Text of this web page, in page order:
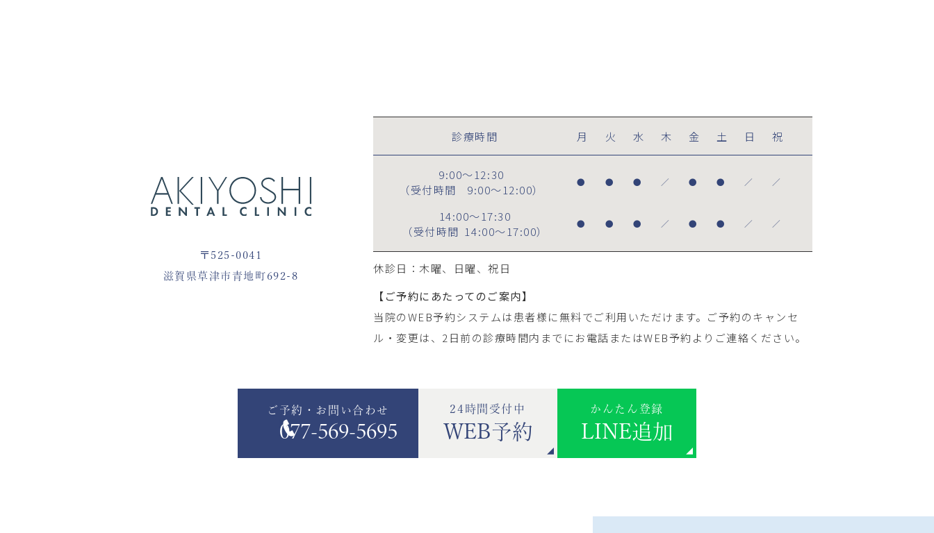
〒525-0041
滋賀県草津市青地町692-8
診療時間 月 火 水 木 金 土 日 祝
9:00～12:30
（受付時間
9:00～12:00）
● ● ● ／ ● ● ／ ／
14:00～17:30
（受付時間 14:00～17:00）
● ● ● ／ ● ● ／ ／
休診日：木曜、日曜、祝日
【ご予約にあたってのご案内】
当院のWEB予約システムは患者様に無料でご利用いただけます。ご予約のキャンセ
ル・変更は、2日前の診療時間内までにお電話またはWEB予約よりご連絡ください。
ご予約・お問い合わせ
077-569-5695
24時間受付中
WEB予約
かんたん登録
LINE追加